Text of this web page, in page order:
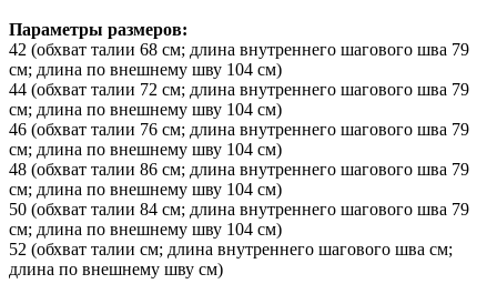
Параметры размеров:
42 (обхват талии 68 см; длина внутреннего шагового шва 79
см; длина по внешнему шву 104 см)
44 (обхват талии 72 см; длина внутреннего шагового шва 79
см; длина по внешнему шву 104 см)
46 (обхват талии 76 см; длина внутреннего шагового шва 79
см; длина по внешнему шву 104 см)
48 (обхват талии 86 см; длина внутреннего шагового шва 79
см; длина по внешнему шву 104 см)
50 (обхват талии 84 см; длина внутреннего шагового шва 79
см; длина по внешнему шву 104 см)
52 (обхват талии см; длина внутреннего шагового шва см;
длина по внешнему шву см)